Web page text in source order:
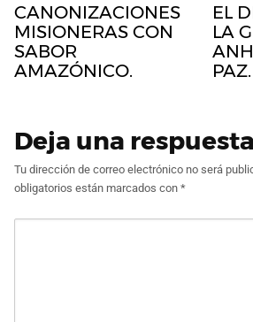
CANONIZACIONES
MISIONERAS CON
SABOR
AMAZÓNICO.
EL
LA
PAZ.
Deja una respuesta
Tu dirección de correo electrónico no será
obligatorios están marcados con *